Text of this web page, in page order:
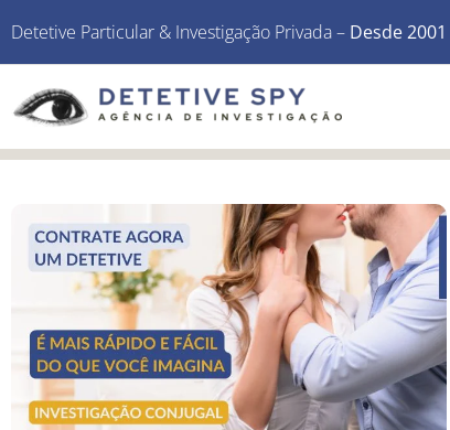
Detetive Particular & Investigação Privada – Desde 2001